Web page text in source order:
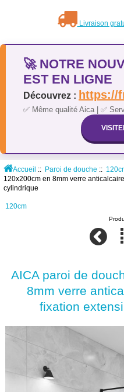
Livraison
🚀 NOTRE
EST EN LIGNE
Découvrez : https://
✅ Même qualité Aica | ✅
Accueil :: Paroi de douche ::
120x200cm en 8mm verre
cylindrique
120cm
AICA paroi de
8mm verre
fixation